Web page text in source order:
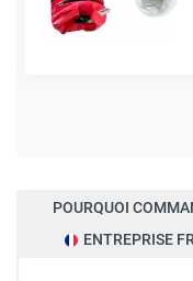
POURQUOI
ENTREPRISE